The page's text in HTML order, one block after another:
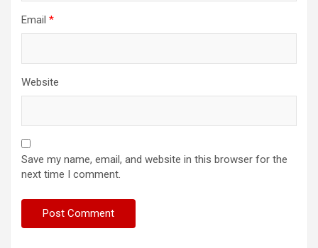
Email *
Website
Save my name, email, and website in this browser for the
next time I comment.